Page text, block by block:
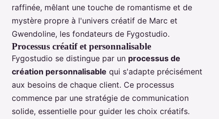
raffinée, mêlant une touche de romantisme et de
mystère propre à l'univers créatif de Marc et
Gwendoline, les fondateurs de Fygostudio.
Processus créatif et personnalisable
Fygostudio se distingue par un processus de
création personnalisable qui s'adapte précisément
aux besoins de chaque client. Ce processus
commence par une stratégie de communication
solide, essentielle pour guider les choix créatifs.